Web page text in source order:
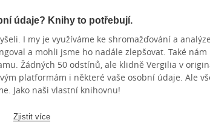
Přidat hodnocení
údaje? Knihy to potřebují.
I my je využíváme ke shromažďování a analýze
a mohli jsme ho nadále zlepšovat. Také nám
Žádných 50 odstínů, ale klidně Vergilia v
platformám i některé vaše osobní údaje. Ale
Jako naši vlastní knihovnu!
Zjistit více